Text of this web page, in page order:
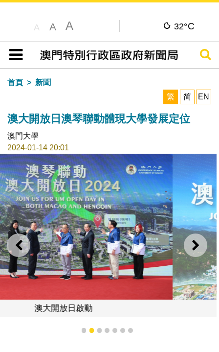
A A A 32°C
目錄
搜尋
首頁
新聞
繁
简 EN
澳大開放日澳琴聯動體現大學發展定位
澳門大學
2024-01-14 20:01
上一則 下一
1 2 3 4 5 6 7